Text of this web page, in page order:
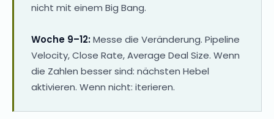
nicht mit einem Big Bang.
Woche 9–12:Messe die Veränderung. Pipeline
Velocity, Close Rate, Average Deal Size. Wenn
die Zahlen besser sind: nächsten Hebel
aktivieren. Wenn nicht: iterieren.